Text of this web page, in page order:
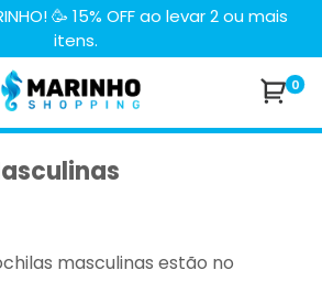
🥳 15% OFF ao levar 2 ou mais
itens.
Marinho
Shopping
0
masculinas estão no